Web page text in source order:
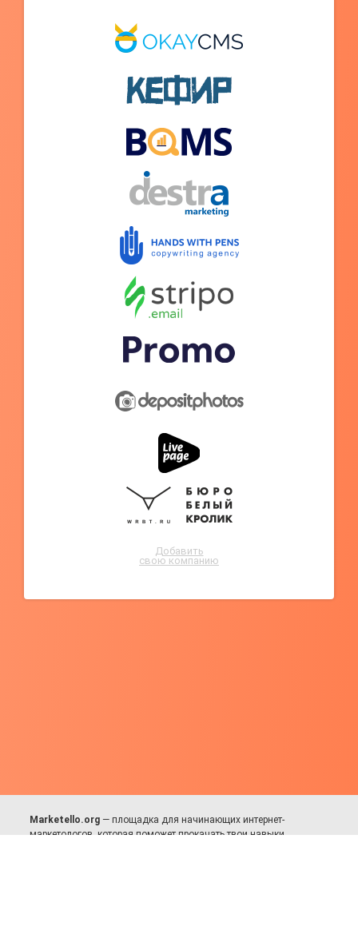
Добавить
свою компанию
Marketello.org — площадка для начинающих интернет-
маркетологов, которая поможет прокачать твои навыки.